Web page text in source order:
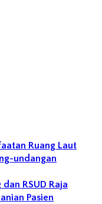
Ruang Laut
undangan
RSUD Raja
Pasien